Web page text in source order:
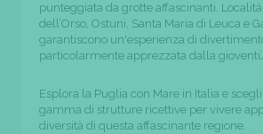
punteggiata da grotte affascinanti.
dell’Orso, Ostuni, Santa Maria di Leuca e
garantiscono un'esperienza di
particolarmente apprezzata dalla
Esplora la Puglia con Mare in Italia e
gamma di strutture ricettive per vivere
diversità di questa affascinante regione.